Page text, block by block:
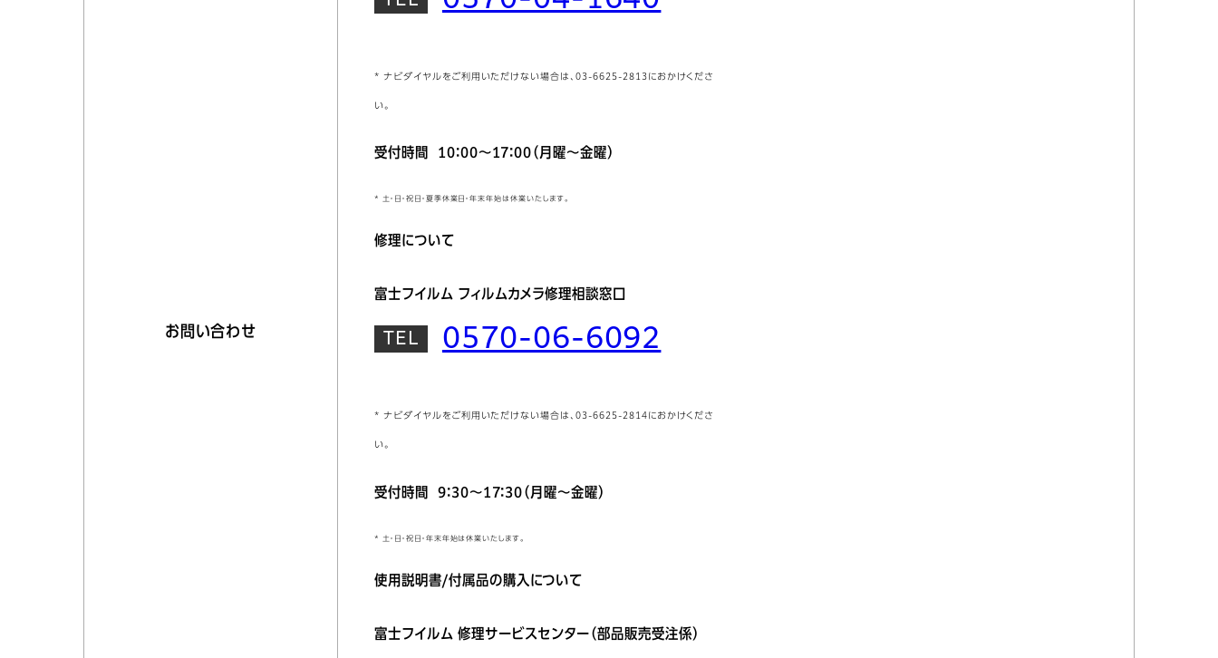
お問い合わせ
* ナビダイヤルをご利用いただけない場合は、03-6625-2813におかけくださ
い。
受付時間 10：00～17：00（月曜～金曜）
* 土・日・祝日・夏季休業日・年末年始は休業いたします。
修理について
富士フイルム フィルムカメラ修理相談窓口
0570-06-6092
* ナビダイヤルをご利用いただけない場合は、03-6625-2814におかけくださ
い。
受付時間 9：30～17：30（月曜～金曜）
* 土・日・祝日・年末年始は休業いたします。
使用説明書/付属品の購入について
富士フイルム 修理サービスセンター（部品販売受注係）